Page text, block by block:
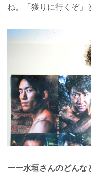
ね。「獲りに行くぞ」
ーー水垣さんのどんな